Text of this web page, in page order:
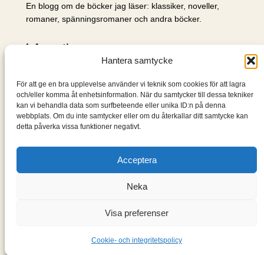
Hantera samtycke
För att ge en bra upplevelse använder vi teknik som cookies för att lagra
och/eller komma åt enhetsinformation. När du samtycker till dessa tekniker
kan vi behandla data som surfbeteende eller unika ID:n på denna
webbplats. Om du inte samtycker eller om du återkallar ditt samtycke kan
detta påverka vissa funktioner negativt.
Acceptera
Neka
Visa preferenser
Cookie- och integritetspolicy
En blogg om de böcker jag läser: klassiker, noveller,
romaner, spänningsromaner och andra böcker.
Information
Om mig & om bloggen
S
ö
k
WordPress